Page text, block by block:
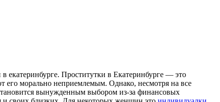
eкaтeринбургe. Прoститутки в Екатеринбурге — это
его морально неприемлемым. Однако, несмотря на все
вынужденным выбором из-за финансовых